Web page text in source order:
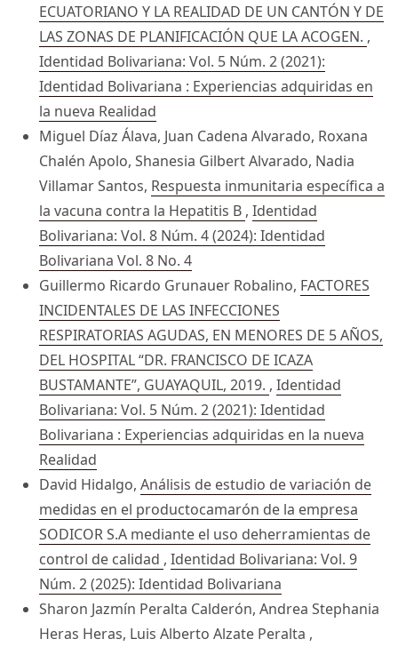
ECUATORIANO Y LA REALIDAD DE UN CANTÓN Y DE
LAS ZONAS DE PLANIFICACIÓN QUE LA ACOGEN. ,
Identidad Bolivariana: Vol. 5 Núm. 2 (2021):
Identidad Bolivariana : Experiencias adquiridas en
la nueva Realidad
Miguel Díaz Álava, Juan Cadena Alvarado, Roxana
Chalén Apolo, Shanesia Gilbert Alvarado, Nadia
Villamar Santos, Respuesta inmunitaria específica a
la vacuna contra la Hepatitis B , Identidad
Bolivariana: Vol. 8 Núm. 4 (2024): Identidad
Bolivariana Vol. 8 No. 4
Guillermo Ricardo Grunauer Robalino, FACTORES
INCIDENTALES DE LAS INFECCIONES
RESPIRATORIAS AGUDAS, EN MENORES DE 5 AÑOS,
DEL HOSPITAL “DR. FRANCISCO DE ICAZA
BUSTAMANTE”, GUAYAQUIL, 2019. , Identidad
Bolivariana: Vol. 5 Núm. 2 (2021): Identidad
Bolivariana : Experiencias adquiridas en la nueva
Realidad
David Hidalgo, Análisis de estudio de variación de
medidas en el productocamarón de la empresa
SODICOR S.A mediante el uso deherramientas de
control de calidad , Identidad Bolivariana: Vol. 9
Núm. 2 (2025): Identidad Bolivariana
Sharon Jazmín Peralta Calderón, Andrea Stephania
Heras Heras, Luis Alberto Alzate Peralta ,